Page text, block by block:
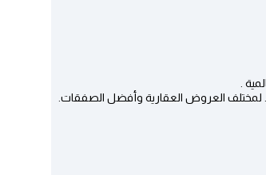
لمختلف العروض العقارية وأفضل الصفقات.